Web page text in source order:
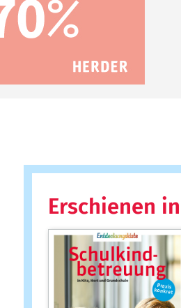
Erschienen in